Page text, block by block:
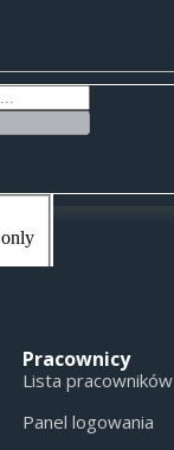
Pracownicy
Lista pracowników
Panel logowania